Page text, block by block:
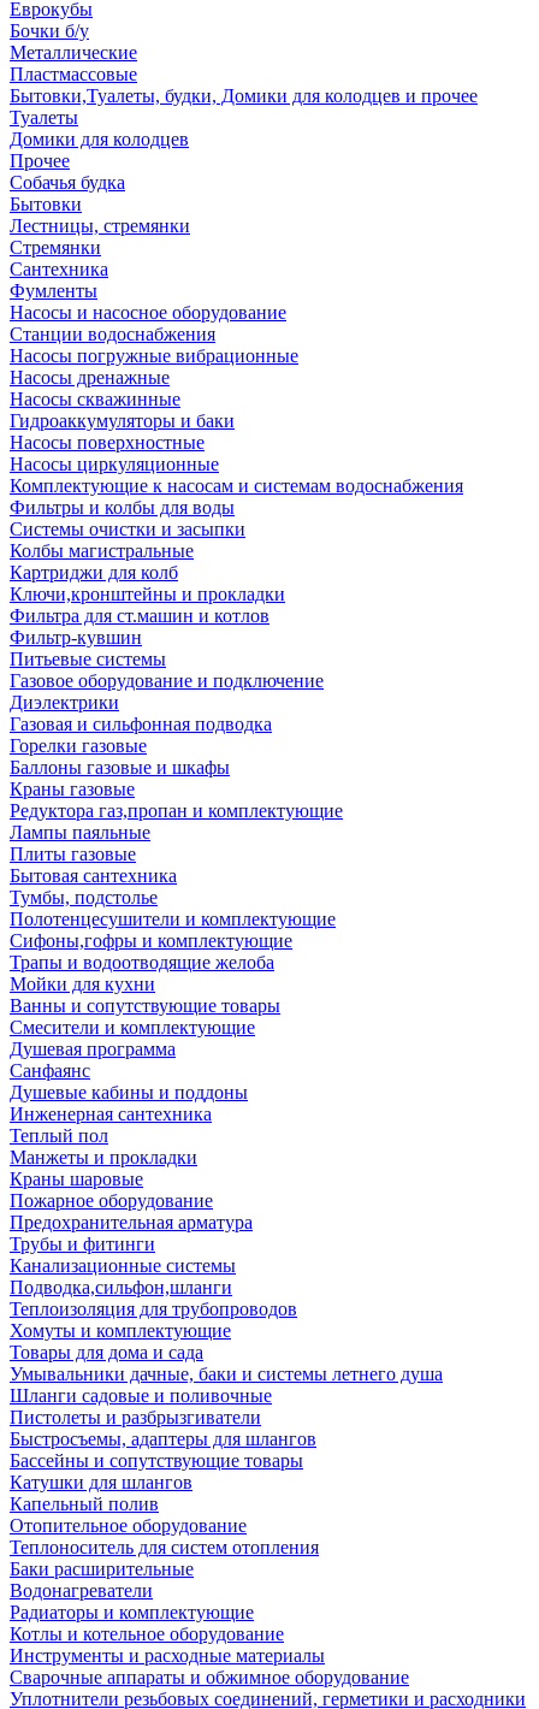
Еврокубы
Бочки б/у
Металлические
Пластмассовые
Бытовки,Туалеты, будки, Домики для колодцев и прочее
Туалеты
Домики для колодцев
Прочее
Собачья будка
Бытовки
Лестницы, стремянки
Стремянки
Сантехника
Фумленты
Насосы и насосное оборудование
Станции водоснабжения
Насосы погружные вибрационные
Насосы дренажные
Насосы скважинные
Гидроаккумуляторы и баки
Насосы поверхностные
Насосы циркуляционные
Комплектующие к насосам и системам водоснабжения
Фильтры и колбы для воды
Системы очистки и засыпки
Колбы магистральные
Картриджи для колб
Ключи,кронштейны и прокладки
Фильтра для ст.машин и котлов
Фильтр-кувшин
Питьевые системы
Газовое оборудование и подключение
Диэлектрики
Газовая и сильфонная подводка
Горелки газовые
Баллоны газовые и шкафы
Краны газовые
Редуктора газ,пропан и комплектующие
Лампы паяльные
Плиты газовые
Бытовая сантехника
Тумбы, подстолье
Полотенцесушители и комплектующие
Сифоны,гофры и комплектующие
Трапы и водоотводящие желоба
Мойки для кухни
Ванны и сопутствующие товары
Смесители и комплектующие
Душевая программа
Санфаянс
Душевые кабины и поддоны
Инженерная сантехника
Теплый пол
Манжеты и прокладки
Краны шаровые
Пожарное оборудование
Предохранительная арматура
Трубы и фитинги
Канализационные системы
Подводка,сильфон,шланги
Теплоизоляция для трубопроводов
Хомуты и комплектующие
Товары для дома и сада
Умывальники дачные, баки и системы летнего душа
Шланги садовые и поливочные
Пистолеты и разбрызгиватели
Быстросъемы, адаптеры для шлангов
Бассейны и сопутствующие товары
Катушки для шлангов
Капельный полив
Отопительное оборудование
Теплоноситель для систем отопления
Баки расширительные
Водонагреватели
Радиаторы и комплектующие
Котлы и котельное оборудование
Инструменты и расходные материалы
Сварочные аппараты и обжимное оборудование
Уплотнители резьбовых соединений, герметики и расходники